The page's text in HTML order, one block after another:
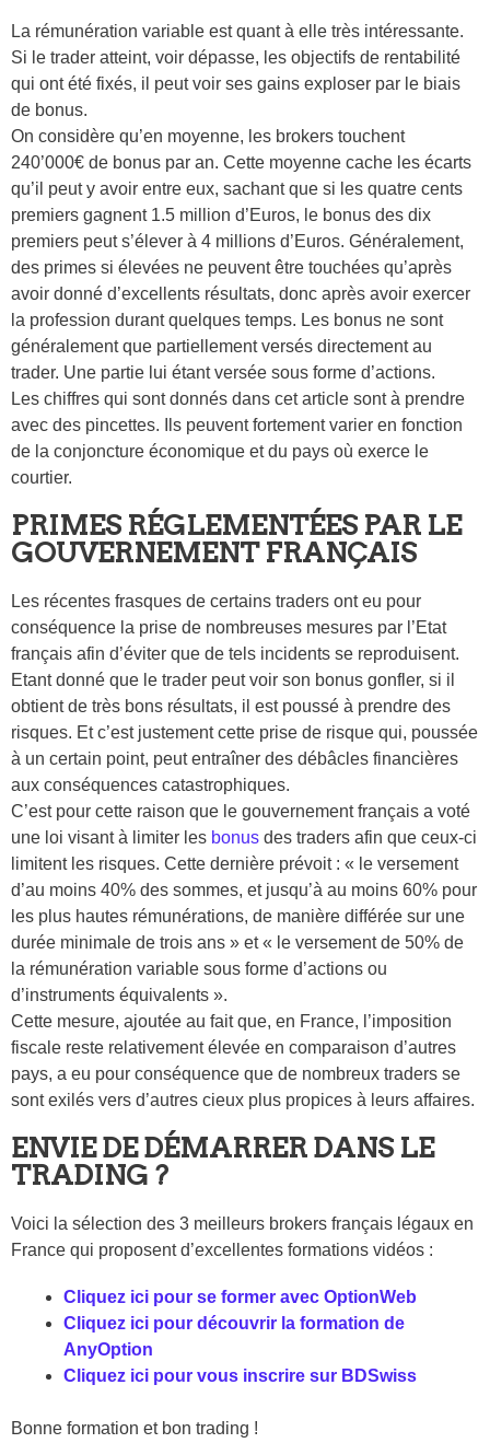
La rémunération variable est quant à elle très intéressante.
Si le trader atteint, voir dépasse, les objectifs de rentabilité
qui ont été fixés, il peut voir ses gains exploser par le biais
de bonus.
On considère qu’en moyenne, les brokers touchent
240’000€ de bonus par an. Cette moyenne cache les écarts
qu’il peut y avoir entre eux, sachant que si les quatre cents
premiers gagnent 1.5 million d’Euros, le bonus des dix
premiers peut s’élever à 4 millions d’Euros. Généralement,
des primes si élevées ne peuvent être touchées qu’après
avoir donné d’excellents résultats, donc après avoir exercer
la profession durant quelques temps. Les bonus ne sont
généralement que partiellement versés directement au
trader. Une partie lui étant versée sous forme d’actions.
Les chiffres qui sont donnés dans cet article sont à prendre
avec des pincettes. Ils peuvent fortement varier en fonction
de la conjoncture économique et du pays où exerce le
courtier.
PRIMES RÉGLEMENTÉES PAR LE
GOUVERNEMENT FRANÇAIS
Les récentes frasques de certains traders ont eu pour
conséquence la prise de nombreuses mesures par l’Etat
français afin d’éviter que de tels incidents se reproduisent.
Etant donné que le trader peut voir son bonus gonfler, si il
obtient de très bons résultats, il est poussé à prendre des
risques. Et c’est justement cette prise de risque qui, poussée
à un certain point, peut entraîner des débâcles financières
aux conséquences catastrophiques.
C’est pour cette raison que le gouvernement français a voté
une loi visant à limiter les bonus des traders afin que ceux-ci
limitent les risques. Cette dernière prévoit : « le versement
d’au moins 40% des sommes, et jusqu’à au moins 60% pour
les plus hautes rémunérations, de manière différée sur une
durée minimale de trois ans » et « le versement de 50% de
la rémunération variable sous forme d’actions ou
d’instruments équivalents ».
Cette mesure, ajoutée au fait que, en France, l’imposition
fiscale reste relativement élevée en comparaison d’autres
pays, a eu pour conséquence que de nombreux traders se
sont exilés vers d’autres cieux plus propices à leurs affaires.
ENVIE DE DÉMARRER DANS LE
TRADING ?
Voici la sélection des 3 meilleurs brokers français légaux en
France qui proposent d’excellentes formations vidéos :
Cliquez ici pour se former avec OptionWeb
Cliquez ici pour découvrir la formation de
AnyOption
Cliquez ici pour vous inscrire sur BDSwiss
Bonne formation et bon trading !